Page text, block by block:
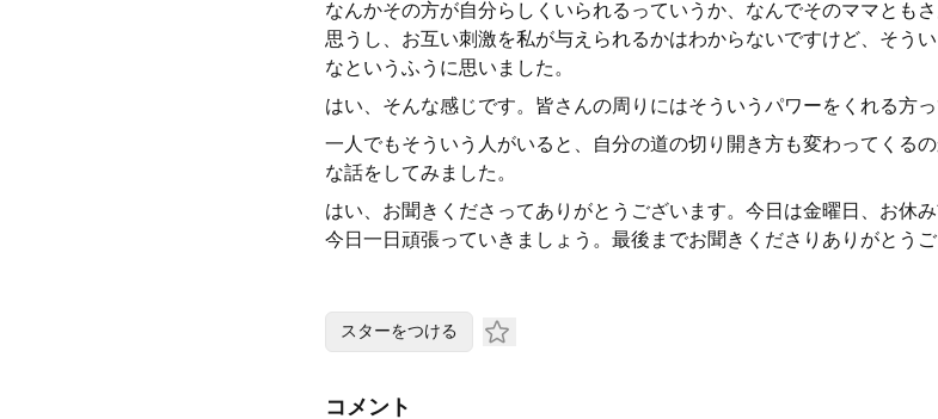
なんかその方が自分らしくいられるっていうか、なんでそのママとも
思うし、お互い刺激を私が与えられるかはわからないですけど、そう
なというふうに思いました。
はい、そんな感じです。皆さんの周りにはそういうパワーをくれる方
一人でもそういう人がいると、自分の道の切り開き方も変わってくる
な話をしてみました。
はい、お聞きくださってありがとうございます。今日は金曜日、お休
今日一日頑張っていきましょう。最後までお聞きくださりありがとうご
スターをつける
コメント